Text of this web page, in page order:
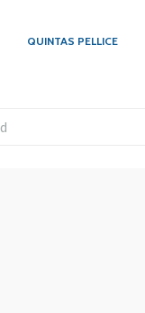
QUINTAS PELLICE